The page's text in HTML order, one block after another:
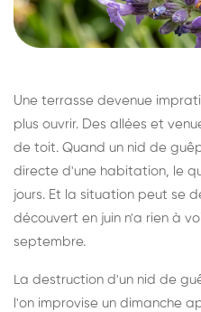
Une terrasse devenue
plus ouvrir. Des allées et
de toit. Quand un nid de
directe d'une habitation, le
jours. Et la situation peut se
découvert en juin n'a rien à
septembre.
La destruction d'un nid de
l'on improvise un dimanche